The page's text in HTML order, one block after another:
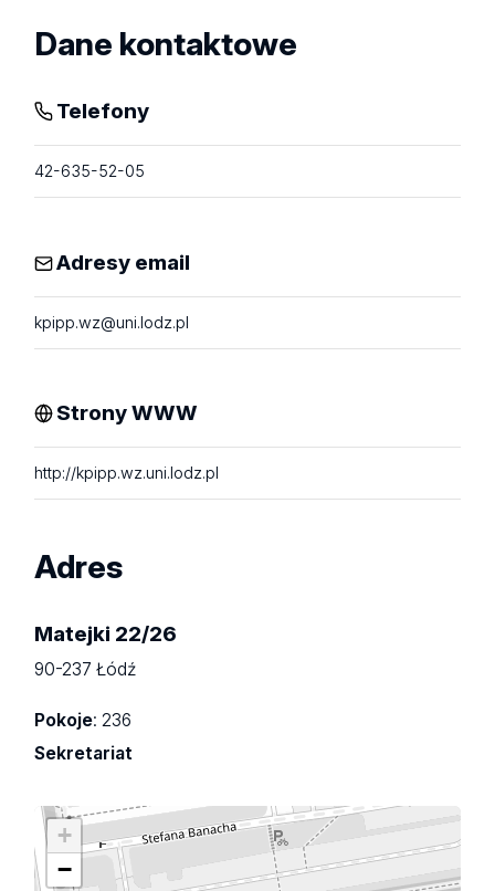
Dane kontaktowe
Telefony
42-635-52-05
Adresy email
kpipp.wz@uni.lodz.pl
Strony WWW
http://kpipp.wz.uni.lodz.pl
Adres
Matejki 22/26
90-237 Łódź
Pokoje: 236
Sekretariat
+
−